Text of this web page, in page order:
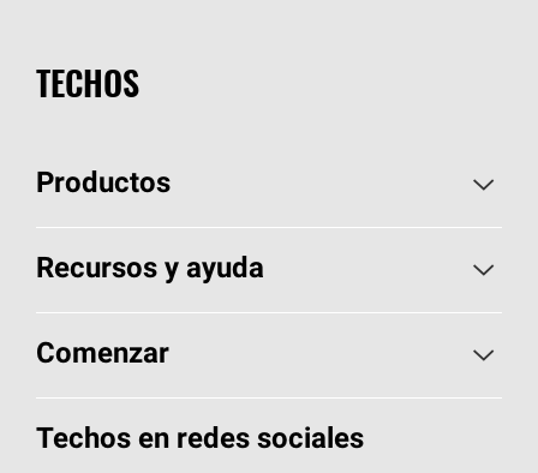
TECHOS
Productos
Elija sus tejas
Encuentre un contratista
Componentes para techos
Recursos y ayuda
Aspectos básicos sobre techos
Herramientas de diseño y color
Comenzar
Llame al 1-800-GET-PINK®
Techos en redes sociales